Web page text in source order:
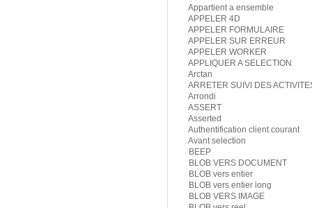
Appartient a ensemble
APPELER 4D
APPELER FORMULAIRE
APPELER SUR ERREUR
APPELER WORKER
APPLIQUER A SELECTION
Arctan
ARRETER SUIVI DES
Arrondi
ASSERT
Asserted
Authentification client courant
Avant selection
BEEP
BLOB VERS DOCUMENT
BLOB vers entier
BLOB vers entier long
BLOB VERS IMAGE